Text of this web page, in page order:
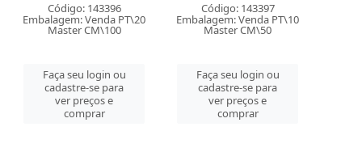
Código: 143396
Embalagem: Venda PT\20
Master CM\100
Faça seu login ou
cadastre-se para
ver preços e
comprar
Código: 143397
Embalagem: Venda PT\10
Master CM\50
Faça seu login ou
cadastre-se para
ver preços e
comprar